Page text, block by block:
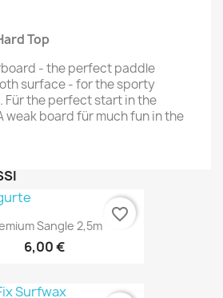
Top
- the perfect paddle
surface - for the sporty
Für the perfect start in the
weak board für much fun in the
Sangle 2,5m
6,00 €
favorite_border